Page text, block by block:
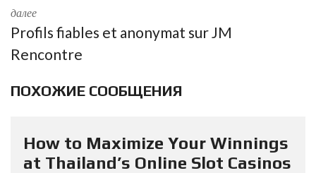
далее
Profils fiables et anonymat sur JM
Rencontre
ПОХОЖИЕ СООБЩЕНИЯ
How to Maximize Your Winnings
at Thailand’s Online Slot Casinos